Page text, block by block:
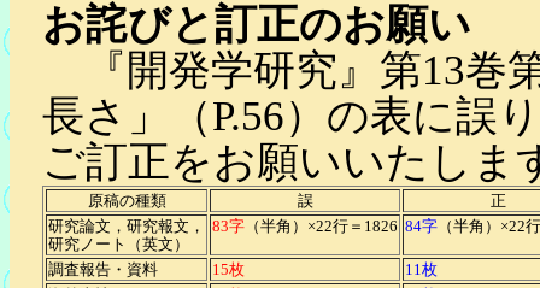
お詫びと訂正のお願い
『開発学研究』第13巻
長さ」（P.56）の表に誤
ご訂正をお願いいたしま
原稿の種類 誤
正
研究論文，研究報文，
研究ノート（英文）
83字 （半角）×22行＝1826 84字 （半角）×22
調査報告・資料 15枚
11枚